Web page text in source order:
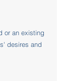
or an existing
desires and